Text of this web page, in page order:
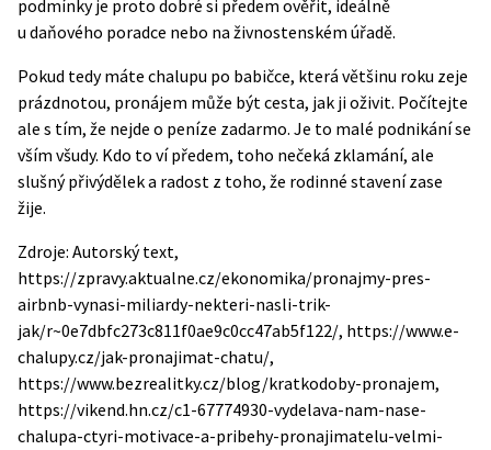
podmínky je proto dobré si předem ověřit, ideálně
u daňového poradce nebo na živnostenském úřadě.
Pokud tedy máte chalupu po babičce, která většinu roku zeje
prázdnotou, pronájem může být cesta, jak ji oživit. Počítejte
ale s tím, že nejde o peníze zadarmo. Je to malé podnikání se
vším všudy. Kdo to ví předem, toho nečeká zklamání, ale
slušný přivýdělek a radost z toho, že rodinné stavení zase
žije.
Zdroje: Autorský text,
https://zpravy.aktualne.cz/ekonomika/pronajmy-pres-
airbnb-vynasi-miliardy-nekteri-nasli-trik-
jak/r~0e7dbfc273c811f0ae9c0cc47ab5f122/, https://www.e-
chalupy.cz/jak-pronajimat-chatu/,
https://www.bezrealitky.cz/blog/kratkodoby-pronajem,
https://vikend.hn.cz/c1-67774930-vydelava-nam-nase-
chalupa-ctyri-motivace-a-pribehy-pronajimatelu-velmi-